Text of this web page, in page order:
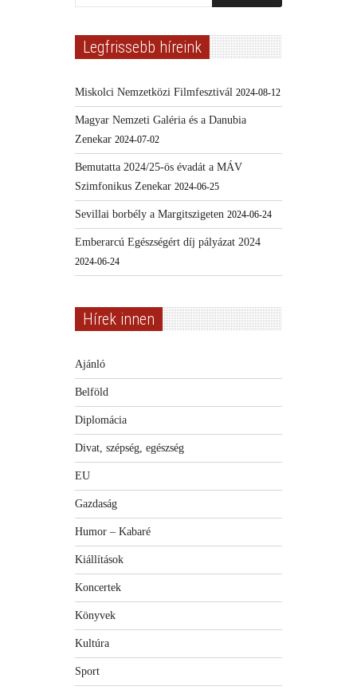
Legfrissebb híreink
Miskolci Nemzetközi Filmfesztivál 2024-08-12
Magyar Nemzeti Galéria és a Danubia
Zenekar 2024-07-02
Bemutatta 2024/25-ös évadát a MÁV
Szimfonikus Zenekar 2024-06-25
Sevillai borbély a Margitszigeten 2024-06-24
Emberarcú Egészségért díj pályázat 2024
2024-06-24
Hírek innen
Ajánló
Belföld
Diplomácia
Divat, szépség, egészség
EU
Gazdaság
Humor – Kabaré
Kiállítások
Koncertek
Könyvek
Kultúra
Sport